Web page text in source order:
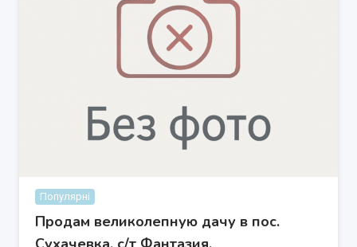
Популярні
Продам великолепную дачу в пос.